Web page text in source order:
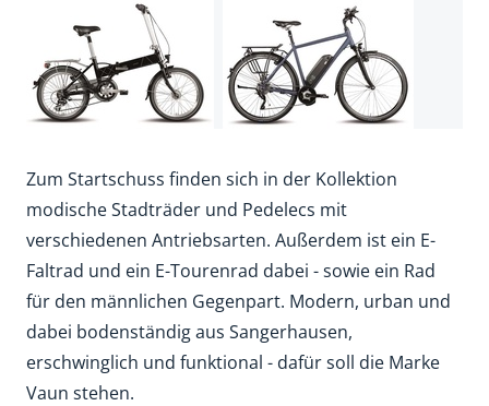
Zum Startschuss finden sich in der Kollektion
modische Stadträder und Pedelecs mit
verschiedenen Antriebsarten. Außerdem ist ein E-
Faltrad und ein E-Tourenrad dabei - sowie ein Rad
für den männlichen Gegenpart. Modern, urban und
dabei bodenständig aus Sangerhausen,
erschwinglich und funktional - dafür soll die Marke
Vaun stehen.